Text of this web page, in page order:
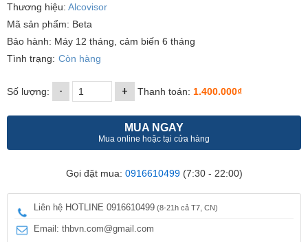
Thương hiệu: Alcovisor
Mã sản phẩm: Beta
Bảo hành: Máy 12 tháng, cảm biến 6 tháng
Tình trạng: Còn hàng
Số lượng: - + Thanh toán: 1.400.000₫
MUA NGAY
Mua online hoặc tại cửa hàng
Gọi đặt mua: 0916610499(7:30 - 22:00)
Liên hệ HOTLINE 0916610499 (8-21h cả T7, CN)
Email: thbvn.com@gmail.com